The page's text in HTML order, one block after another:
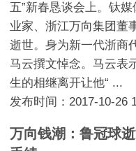
五”新春恳谈会上。钛
业家、浙江万向集团董
逝世。身为新一代浙商
马云撰文悼念。马云表
生的相继离开让他“ ...
发布时间：2017-10-26
万向钱潮：鲁冠球